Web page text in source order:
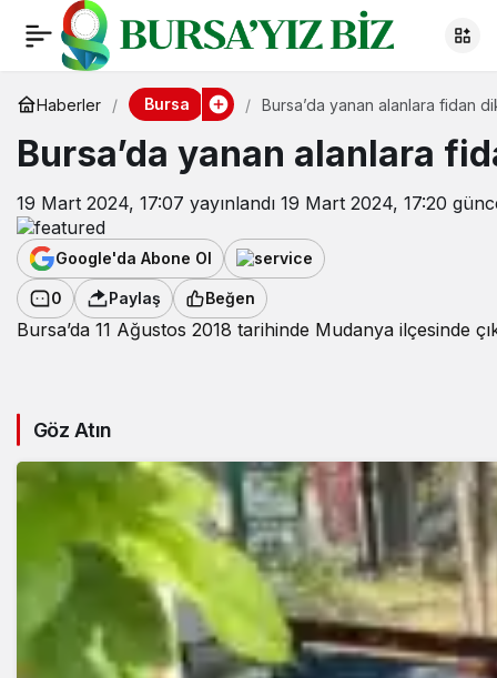
Haberler Bursa Bursa’da yanan alanlara fidan
Bursa’da yanan alanlara
19 Mart 2024, 17:07 yayınlandı 19 Mart 2024, 17:20
Google'da Abone Ol
0 Paylaş Beğen
Bursa’da 11 Ağustos 2018 tarihinde Mudanya ilçesinde
Göz Atın